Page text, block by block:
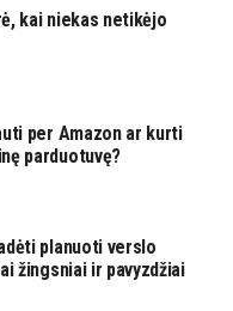
kai niekas netikėjo
per Amazon ar kurti
parduotuvę?
planuoti verslo
žingsniai ir pavyzdžiai